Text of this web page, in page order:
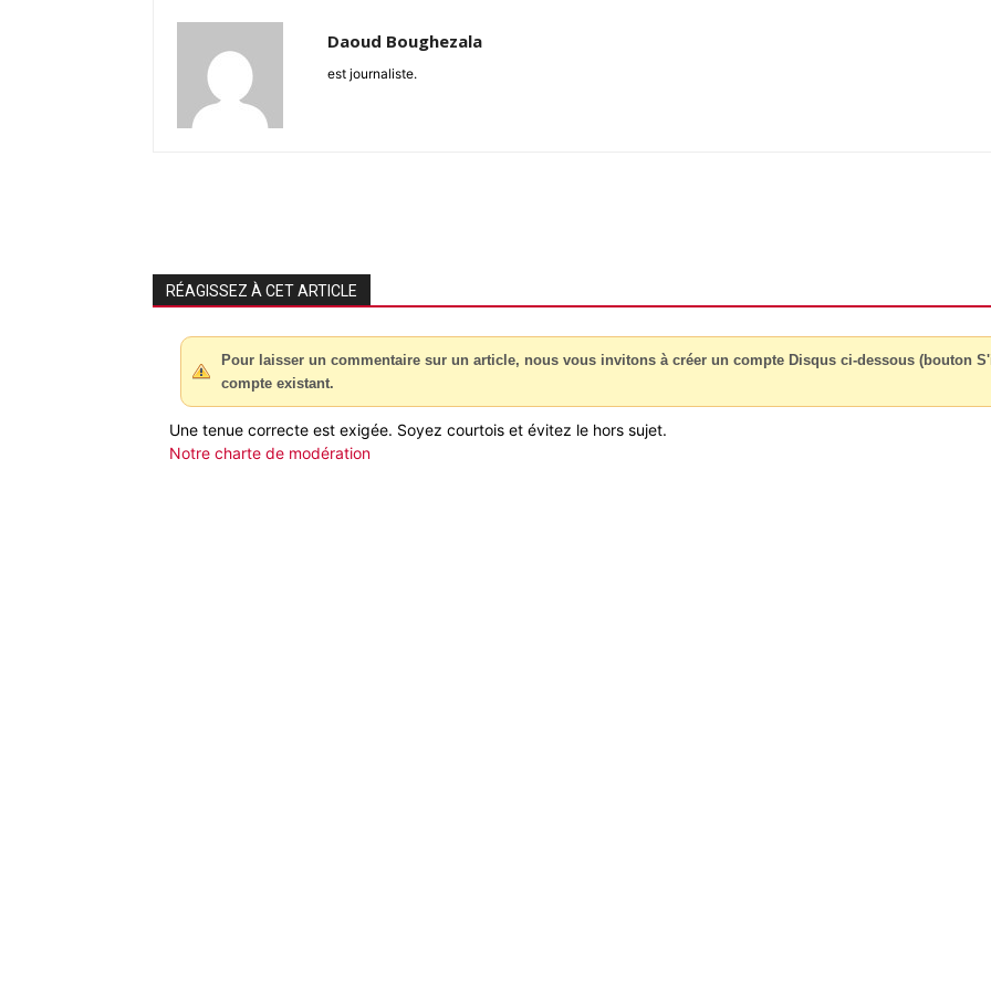
Daoud Boughezala
est journaliste.
RÉAGISSEZ À CET ARTICLE
Pour laisser un commentaire sur un article, nous vous invitons à créer un compte Disqus ci-dessous (bouton
compte existant.
Une tenue correcte est exigée. Soyez courtois et évitez le hors sujet.
Notre charte de modération